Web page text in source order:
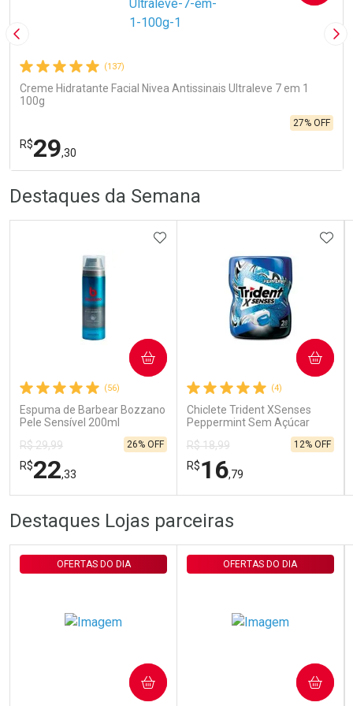
Imagem Anterior
(137)
Creme Hidratante Facial Nivea Antissinais Ultraleve 7 em 1
100g
R$29,30
27% OFF
Laboratório
Comprar sem Desconto
Por R$ 29,30/cada
Por Menos
Comprar sem Desconto
Por R$ 29,30/cada
Destaques da Semana
(56)
Espuma de Barbear Bozzano
Pele Sensível 200ml
R$ 29,99
R$22,33
26% OFF
ADICIONAR AOS FAVORITOS
COMPRAR
FECHAR
Laboratório
FECHAR
Por Menos
(4)
Chiclete Trident XSenses
Peppermint Sem Açúcar
R$ 18,99
R$16,79
12% OFF
COMPRAR
Destaques Lojas parceiras
OFERTAS DO DIA
COMPRAR
OFERTAS DO DIA
COMPRAR